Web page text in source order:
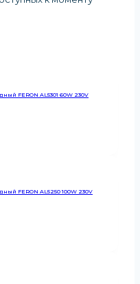
FERON AL5301 60W 230V
FERON AL5250 100W 230V